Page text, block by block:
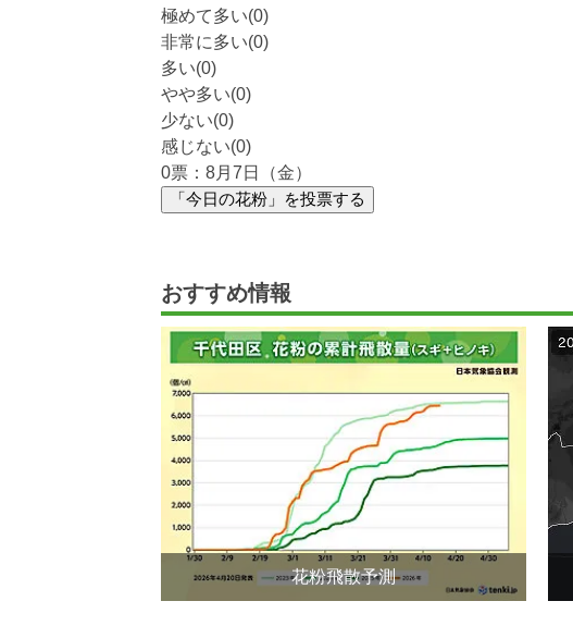
極めて多い(0)
非常に多い(0)
多い(0)
やや多い(0)
少ない(0)
感じない(0)
0票：8月7日（金）
「今日の花粉」を投票する
おすすめ情報
花粉飛散予測